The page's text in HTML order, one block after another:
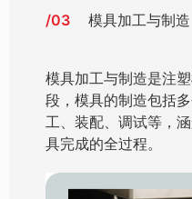
/03 模具加工与制造
模具加工与制造是注
段，模具的制造包括
工、装配、调试等，
具完成的全过程。